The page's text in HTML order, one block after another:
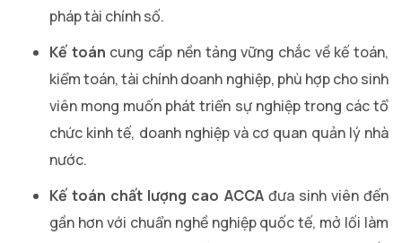
pháp tài chính số.
Kế toán cung cấp nền tảng vững chắc về kế toán,
kiểm toán, tài chính doanh nghiệp, phù hợp cho sinh
viên mong muốn phát triển sự nghiệp trong các tổ
chức kinh tế, doanh nghiệp và cơ quan quản lý nhà
nước.
Kế toán chất lượng cao ACCAđưa sinh viên đến
gần hơn với chuẩn nghề nghiệp quốc tế, mở lối làm